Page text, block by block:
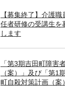
【募集終了】介護職
任者研修の受講生を
します
「第3期吉田町障害
（案）」及び「第1
町自殺対策計画（案